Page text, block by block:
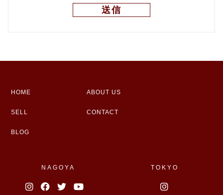
HOME ABOUT US
SELL CONTACT
BLOG
NAGOYA TOKYO